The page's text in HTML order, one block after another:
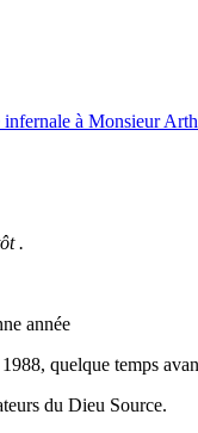
infernale à Monsieur
.
année
quelque temps
du Dieu Source.